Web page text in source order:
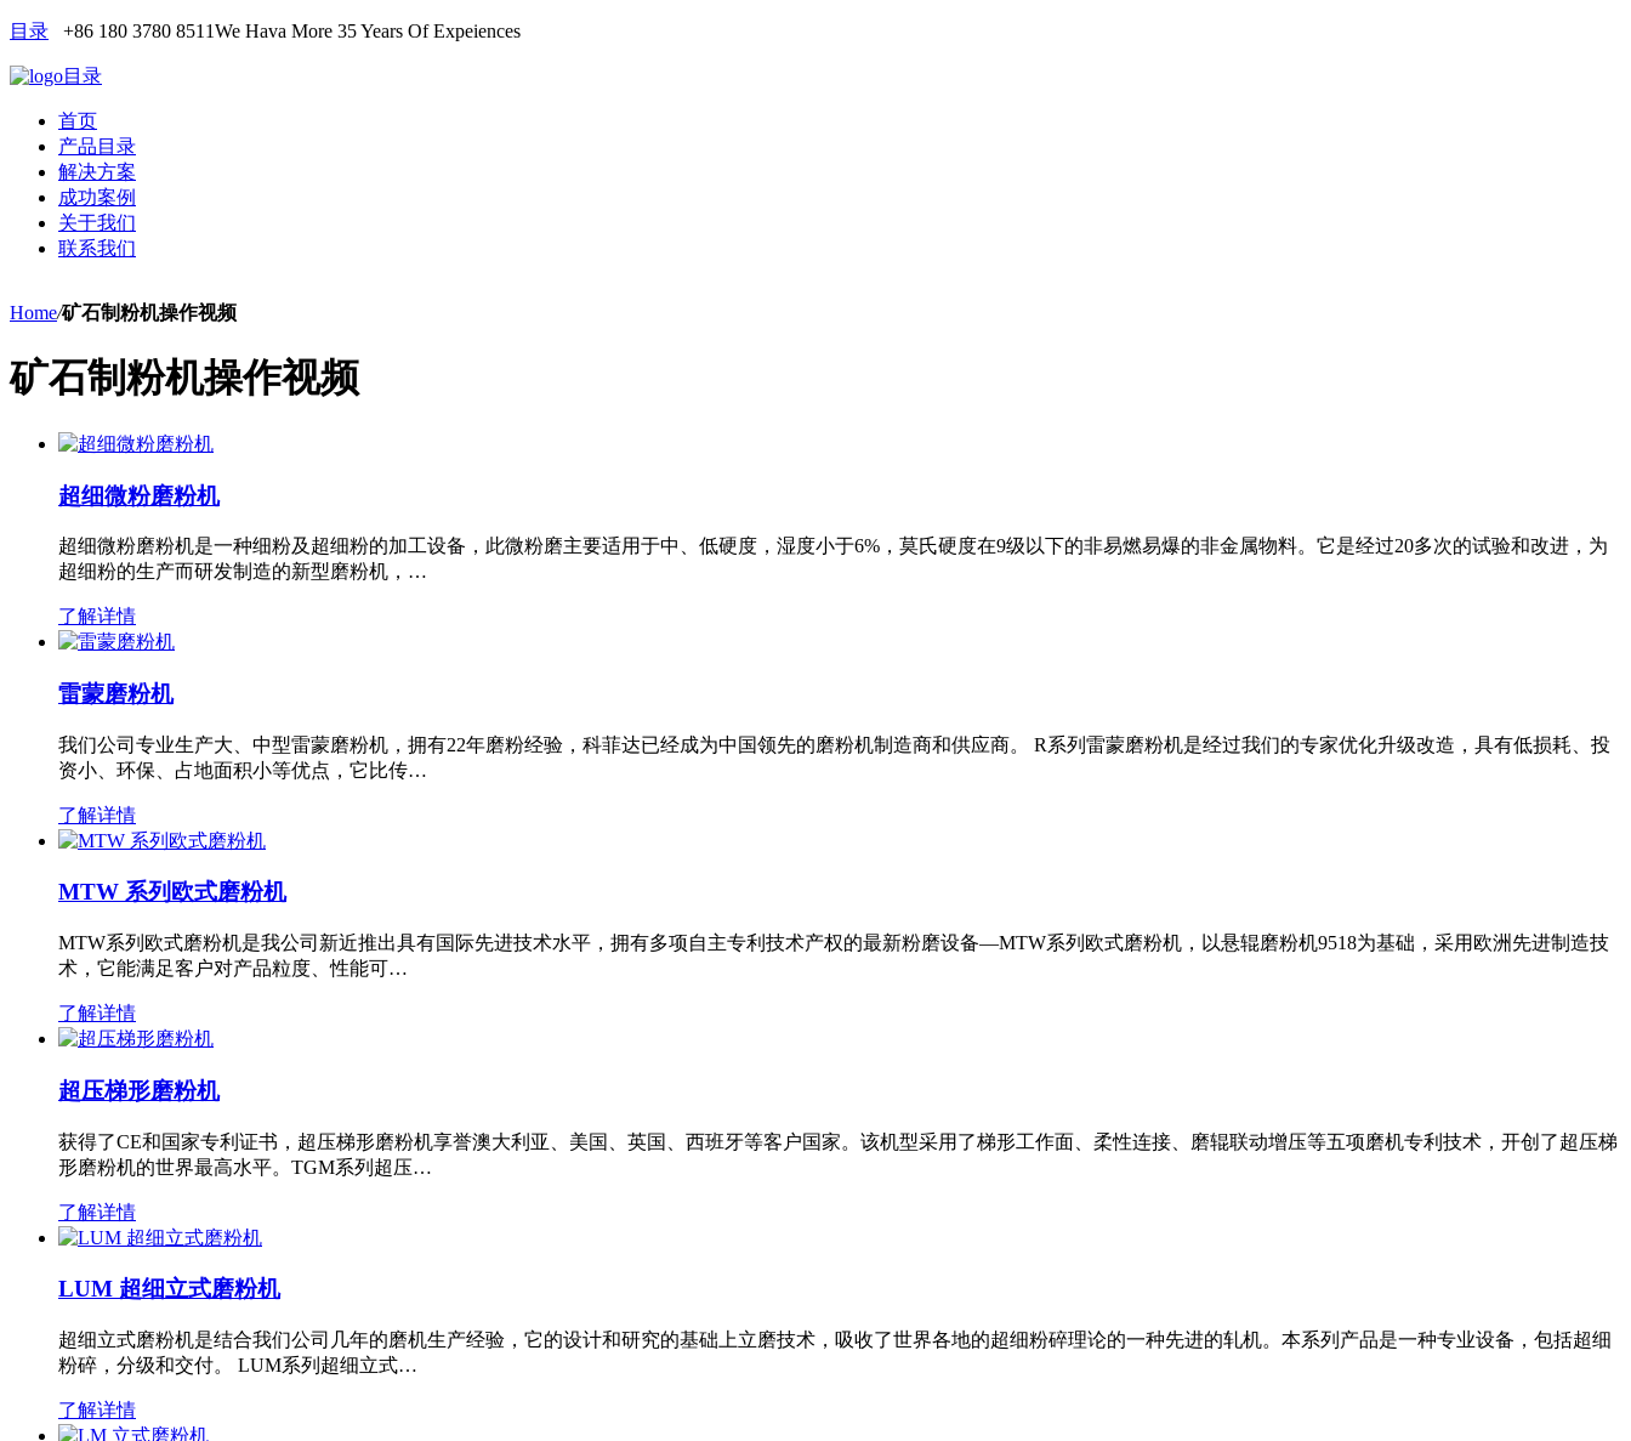
目录 +86 180 3780 8511We Hava More 35 Years Of Expeiences
目录
首页
产品目录
解决方案
成功案例
关于我们
联系我们
Home/矿石制粉机操作视频
矿石制粉机操作视频
超细微粉磨粉机
超细微粉磨粉机是一种细粉及超细粉的加工设备，此微粉磨主要适用于中、低硬度，湿度小于6%，莫氏硬度在9级以下的非易燃易爆的非金属物料。它是经过20多次的试验和改进，为
超细粉的生产而研发制造的新型磨粉机，…
了解详情
雷蒙磨粉机
我们公司专业生产大、中型雷蒙磨粉机，拥有22年磨粉经验，科菲达已经成为中国领先的磨粉机制造商和供应商。 R系列雷蒙磨粉机是经过我们的专家优化升级改造，具有低损耗、投
资小、环保、占地面积小等优点，它比传…
了解详情
MTW 系列欧式磨粉机
MTW系列欧式磨粉机是我公司新近推出具有国际先进技术水平，拥有多项自主专利技术产权的最新粉磨设备—MTW系列欧式磨粉机，以悬辊磨粉机9518为基础，采用欧洲先进制造技
术，它能满足客户对产品粒度、性能可…
了解详情
超压梯形磨粉机
获得了CE和国家专利证书，超压梯形磨粉机享誉澳大利亚、美国、英国、西班牙等客户国家。该机型采用了梯形工作面、柔性连接、磨辊联动增压等五项磨机专利技术，开创了超压梯
形磨粉机的世界最高水平。TGM系列超压…
了解详情
LUM 超细立式磨粉机
超细立式磨粉机是结合我们公司几年的磨机生产经验，它的设计和研究的基础上立磨技术，吸收了世界各地的超细粉碎理论的一种先进的轧机。本系列产品是一种专业设备，包括超细
粉碎，分级和交付。 LUM系列超细立式…
了解详情